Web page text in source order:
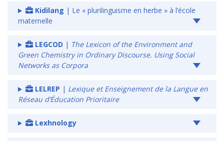
Kidilang | Le « plurilinguisme en herbe » à l’école
maternelle
LEGCOD | The Lexicon of the Environment and
Green Chemistry in Ordinary Discourse. Using Social
Networks as Corpora
LELREP | Lexique et Enseignement de la Langue en
Réseau d’Éducation Prioritaire
Lexhnology